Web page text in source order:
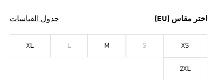
اختر مقاس (EU) جدول القياسات
XS
S
M
L
XL
2XL